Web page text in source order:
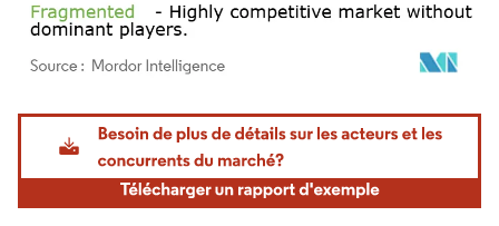
Image © Mordor Intelligence. La réutilisation nécessite une attribution sous CC BY